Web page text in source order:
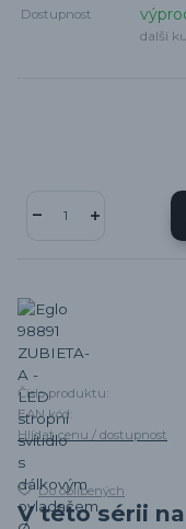
Dostupnost
další
Číslo produktu:
EAN kód:
Hlídat cenu / dostupnost
Do oblíbených
V této sérii